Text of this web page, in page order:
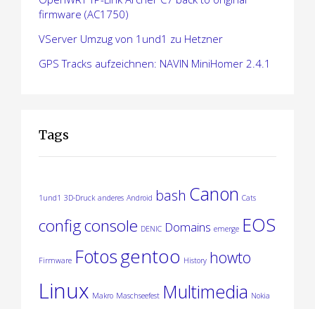
firmware (AC1750)
VServer Umzug von 1und1 zu Hetzner
GPS Tracks aufzeichnen: NAVIN MiniHomer 2.4.1
Tags
1und1 3D-Druck anderes Android bash Canon Cats
configconsole DENIC Domains emerge EOS
Firmware Fotosgentoo History howto
Linux Makro Maschseefest Multimedia Nokia